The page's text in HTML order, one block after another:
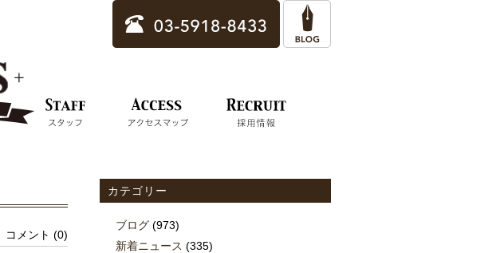
コメント (0)
カテゴリー
ブログ (973)
新着ニュース (335)